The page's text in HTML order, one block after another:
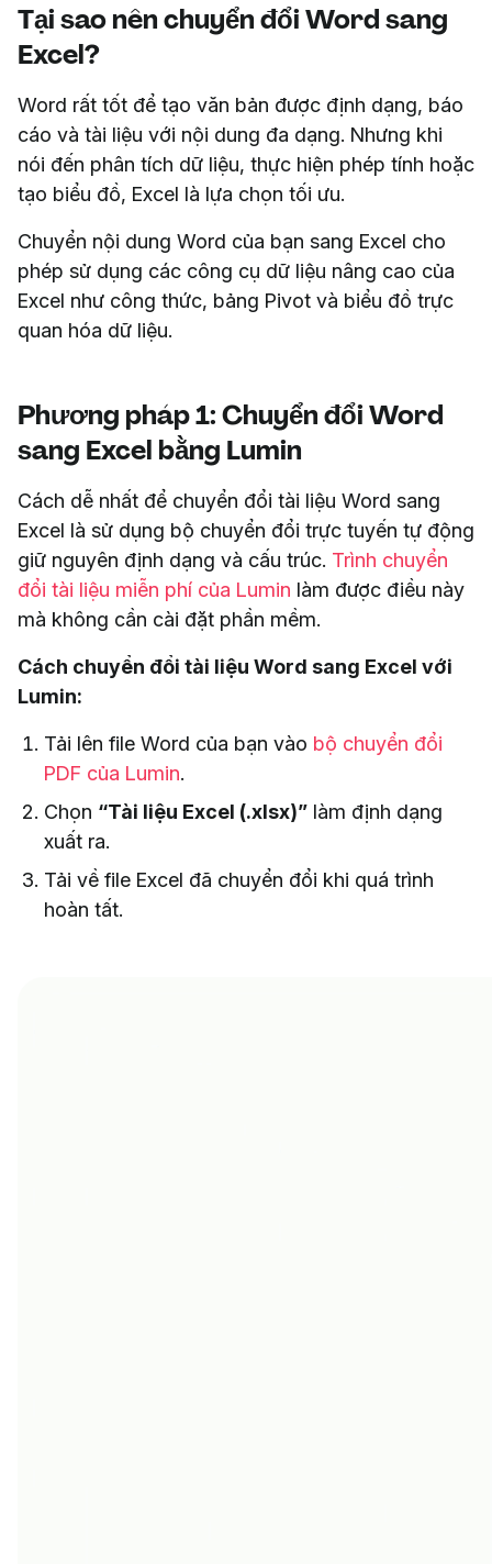
Tại sao nên chuyển đổi Word sang
Excel?
Word rất tốt để tạo văn bản được định dạng, báo
cáo và tài liệu với nội dung đa dạng. Nhưng khi
nói đến phân tích dữ liệu, thực hiện phép tính hoặc
tạo biểu đồ, Excel là lựa chọn tối ưu.
Chuyển nội dung Word của bạn sang Excel cho
phép sử dụng các công cụ dữ liệu nâng cao của
Excel như công thức, bảng Pivot và biểu đồ trực
quan hóa dữ liệu.
Phương pháp 1: Chuyển đổi Word
sang Excel bằng Lumin
Cách dễ nhất để chuyển đổi tài liệu Word sang
Excel là sử dụng bộ chuyển đổi trực tuyến tự động
giữ nguyên định dạng và cấu trúc. Trình chuyển
đổi tài liệu miễn phí của Lumin làm được điều này
mà không cần cài đặt phần mềm.
Cách chuyển đổi tài liệu Word sang Excel với
Lumin:
Tải lên file Word của bạn vào bộ chuyển đổi
PDF của Lumin.
Chọn “Tài liệu Excel (.xlsx)” làm định dạng
xuất ra.
Tải về file Excel đã chuyển đổi khi quá trình
hoàn tất.